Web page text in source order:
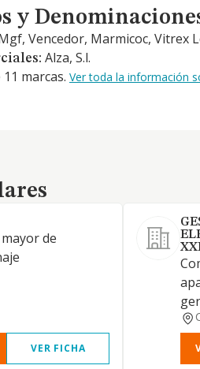
Comerciales
y
Vencedor, Marmicoc, Vitrex
Alza, S.l.
marcas. Ver toda la información
de
VER FICHA